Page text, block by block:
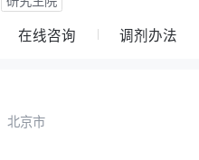
在线咨询 调剂办法
北京市